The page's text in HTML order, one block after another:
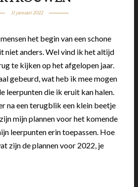
11 januari 2022
het begin van een schone
niet anders. Wel vind ik het altijd
te kijken op het afgelopen jaar.
gebeurd, wat heb ik mee mogen
leerpunten die ik eruit kan halen.
na een terugblik een klein beetje
mijn plannen voor het komende
leerpunten erin toepassen. Hoe
zijn de plannen voor 2022, je